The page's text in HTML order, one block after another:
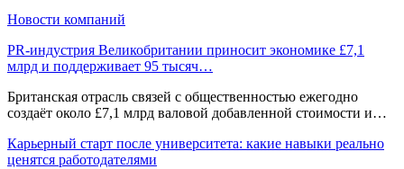
Новости компаний
PR-индустрия Великобритании приносит экономике £7,1
млрд и поддерживает 95 тысяч…
Британская отрасль связей с общественностью ежегодно
создаёт около £7,1 млрд валовой добавленной стоимости и…
Карьерный старт после университета: какие навыки реально
ценятся работодателями